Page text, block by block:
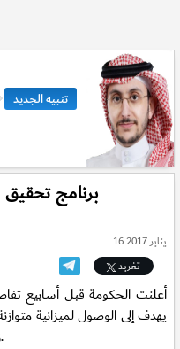
برنامج تحقيق
16 يناير 2017
تغريد
أعلنت الحكومة قبل أسابيع
زيادة مصادر الدخل الحكومي غير النفطي.